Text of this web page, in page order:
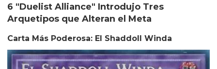
6 "Duelist Alliance" Introdujo Tres
Arquetipos que Alteran el Meta
Carta Más Poderosa: El Shaddoll Winda